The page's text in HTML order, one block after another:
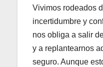
Vivimos rodeados
incertidumbre y
nos obliga a salir
y a replantearnos
seguro. Aunque